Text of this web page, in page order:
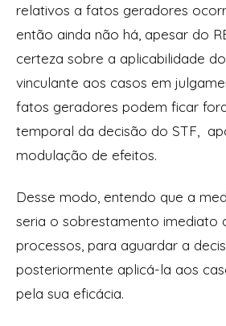
relativos a fatos geradores
então ainda não há, apesar do
certeza sobre a aplicabilidade
vinculante aos casos em
fatos geradores podem ficar
temporal da decisão do STF,
modulação de efeitos.
Desse modo, entendo que a
seria o sobrestamento imediato
processos, para aguardar a
posteriormente aplicá-la aos
pela sua eficácia.